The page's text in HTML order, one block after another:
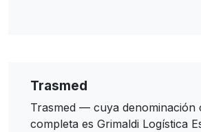
Trasmed
Trasmed — cuya denominación
completa es Grimaldi Logística